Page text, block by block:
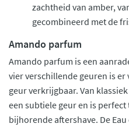
zachtheid van amber,
gecombineerd met de
Amando parfum
Amando parfum is een
vier verschillende geuren is
geur verkrijgbaar. Van
een subtiele geur en is
bijhorende aftershave. De